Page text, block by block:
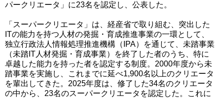
パークリエータ」に23名を認定し、公表した。
「スーパークリエータ」は、経産省で取り組む、突出した
ITの能力を持つ人材の発掘・育成推進事業の一環として、
独立行政法人情報処理推進機構（IPA）を通じて、未踏事業
（未踏IT人材発掘・育成事業）を終了した者のうち、特に
卓越した能力を持った者を認定する制度。2000年度から未
踏事業を実施し、これまでに延べ1,900名以上のクリエータ
を輩出してきた。2025年度は、修了した34名のクリエータ
の中から、23名のスーパークリエータを認定した。これに